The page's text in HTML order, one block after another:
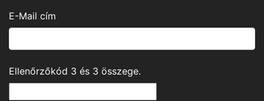
E-Mail cím
Ellenőrzőkód 3 és 3 összege.